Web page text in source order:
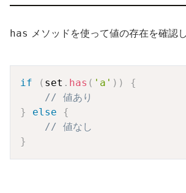
has メソッドを使って値の存在を確認し
if ( set . has ( 'a' ) )
{
// 値あり
}
else
{
// 値なし
}